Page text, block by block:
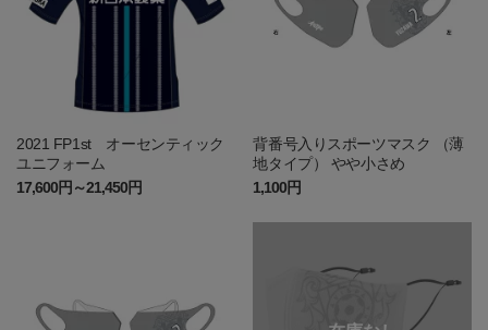
2021 FP1st オーセンティック
ユニフォーム
17,600円～21,450円
背番号入りスポーツマスク （薄
地タイプ） やや小さめ
1,100円